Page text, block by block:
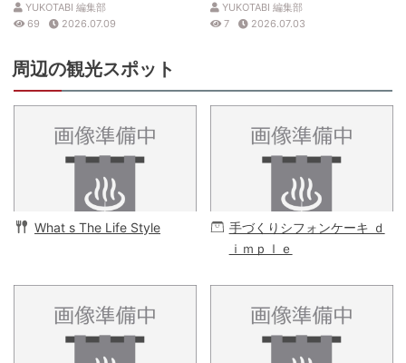
YUKOTABI 編集部
69
2026.07.09
YUKOTABI 編集部
7
2026.07.03
周辺の観光スポット
What s The Life Style
手づくりシフォンケーキ ｄ
ｉｍｐｌｅ